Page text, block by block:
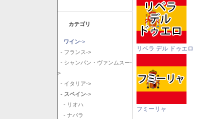
カテゴリ
ワイン->
- フランス->
- シャンパン・ヴァンムスー-
>
- イタリア->
- スペイン->
- リオハ
- ナバラ
リベラ デル ドゥエロ
フミーリャ